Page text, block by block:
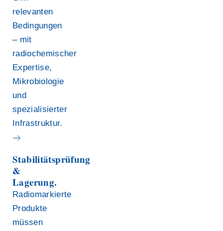
relevanten
Bedingungen
– mit
radiochemischer
Expertise,
Mikrobiologie
und
spezialisierter
Infrastruktur.
Stabilitätsprüfung
&
Lagerung.
Radiomarkierte
Produkte
müssen